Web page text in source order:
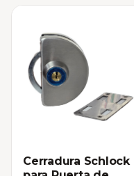
Cerradura Schlock